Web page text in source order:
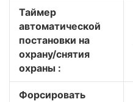
Таймер
автоматической
постановки на
охрану/снятия
охраны :
Форсировать